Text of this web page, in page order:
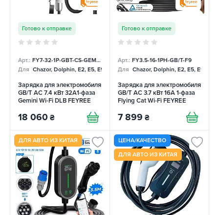
Готово к отправке
Арт.: FY7-32-1P-GBT-CS-GEM-DLB
Для Chazor, Dolphin, E2, E5, E9, Mercedes
Зарядка для электромобиля
GB/T AC 7.4 кВт 32A1-фаза
Gemini Wi-Fi DLB FEYREE
18 060 ₴
Готово к отправке
Арт.: FY3.5-16-1PH-GB/T-F9
Для Chazor, Dolphin, E2, E5, E9,
Зарядка для электромобиля
GB/T AC 3.7 кВт 16А 1-фаза
Flying Cat Wi-Fi FEYREE
7 899 ₴
ДЛЯ АВТО ИЗ КИТАЯ ЦЕНА/КАЧЕСТВО
ДЛЯ АВТО ИЗ КИТАЯ